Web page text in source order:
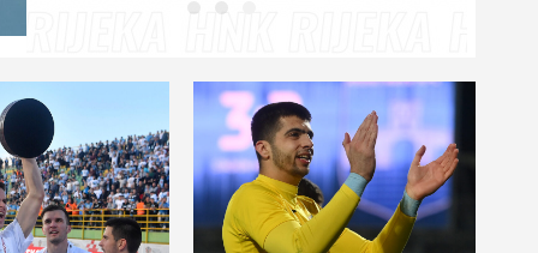
nogometaši Rijeke u četvrtak
nogometaši Rijeke u četvrtak